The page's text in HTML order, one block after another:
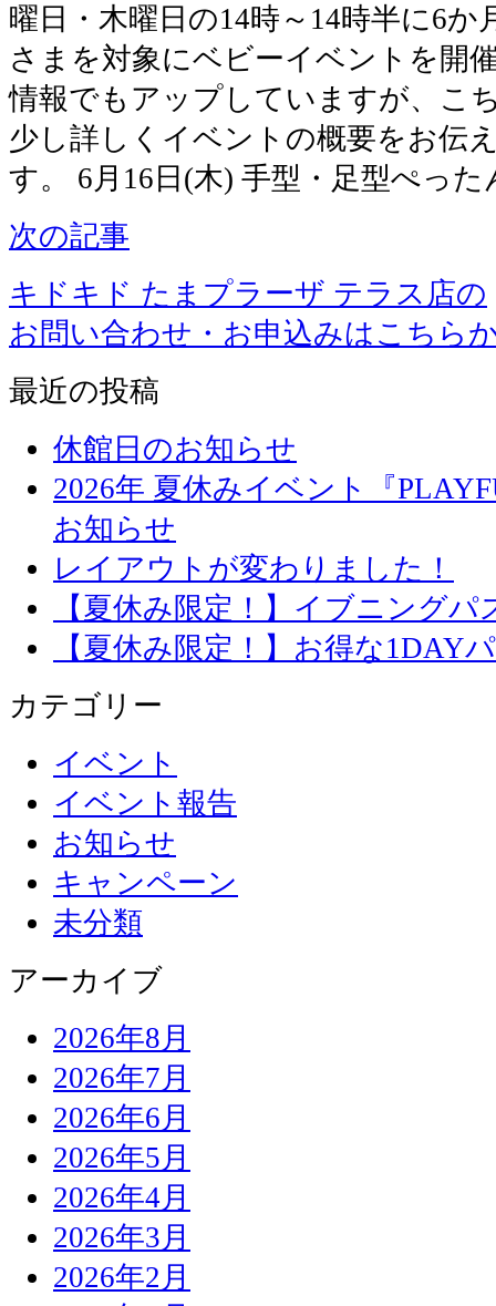
曜日・木曜日の14時～14時半に6
さまを対象にベビーイベントを開
情報でもアップしていますが、こ
少し詳しくイベントの概要をお伝
す。 6月16日(木) 手型・足型ぺっ
次の記事
キドキド たまプラーザ テラス店の
お問い合わせ・お申込みはこちら
最近の投稿
休館日のお知らせ
2026年 夏休みイベント『
お知らせ
レイアウトが変わりました！
【夏休み限定！】イブニング
【夏休み限定！】お得な1DAY
カテゴリー
イベント
イベント報告
お知らせ
キャンペーン
未分類
アーカイブ
2026年8月
2026年7月
2026年6月
2026年5月
2026年4月
2026年3月
2026年2月